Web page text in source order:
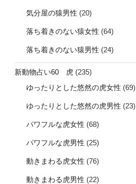
気分屋の猿男性 (20)
落ち着きのない猿女性 (64)
落ち着きのない猿男性 (24)
新動物占い60 虎 (235)
ゆったりとした悠然の虎女性 (69)
ゆったりとした悠然の虎男性 (23)
パワフルな虎女性 (68)
パワフルな虎男性 (25)
動きまわる虎女性 (76)
動きまわる虎男性 (22)